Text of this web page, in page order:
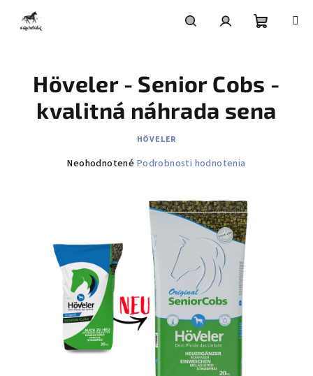
obsah
košík
Höveler - Senior Cobs -
kvalitná náhrada sena
HÖVELER
Priemerné
5
hviezdičiek.
Neohodnotené Podrobnosti hodnotenia